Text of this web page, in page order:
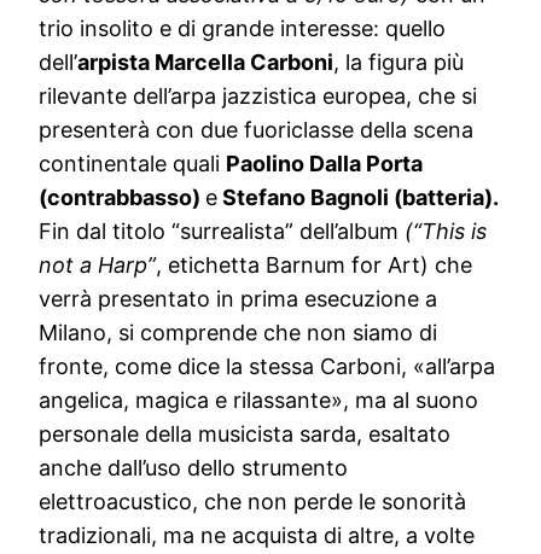
trio insolito e di grande interesse: quello
dell’arpista Marcella Carboni, la figura più
rilevante dell’arpa jazzistica europea, che si
presenterà con due fuoriclasse della scena
continentale quali Paolino Dalla Porta
(contrabbasso) eStefano Bagnoli (batteria).
Fin dal titolo “surrealista” dell’album (“This is
not a Harp”, etichetta Barnum for Art) che
verrà presentato in prima esecuzione a
Milano, si comprende che non siamo di
fronte, come dice la stessa Carboni, «all’arpa
angelica, magica e rilassante», ma al suono
personale della musicista sarda, esaltato
anche dall’uso dello strumento
elettroacustico, che non perde le sonorità
tradizionali, ma ne acquista di altre, a volte